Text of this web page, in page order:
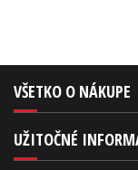
VŠETKO O NÁKUPE
UŽITOČNÉ